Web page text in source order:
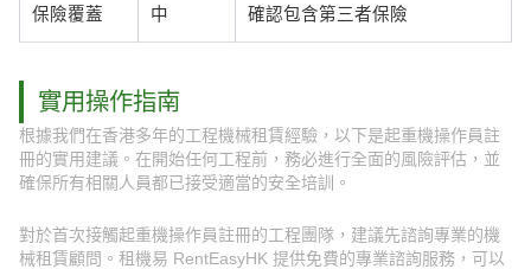
保險覆蓋 中 確認包含第三者保險
實用操作指南
根據我們在香港多年的工程機械租賃經驗，以下是起重機操作員註
冊的實用建議。在開始任何工程前，務必進行全面的風險評估，並
確保所有相關人員都已接受適當的安全培訓。
對於首次接觸起重機操作員註冊的工程團隊，建議先諮詢專業的機
械租賃顧問。租機易 RentEasyHK 提供免費的專業諮詢服務，可以